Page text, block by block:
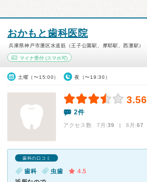
おかもと歯科医院
兵庫県神戸市灘区水道筋（王子公園駅、摩耶駅、西灘駅）
マイナ受付 (スマホ可)
土曜（〜15:00） 夜（〜19:30）
3.56
2件
アクセス数 7月:39 | 6月:67
歯科の口コミ
歯科 虫歯
4.5